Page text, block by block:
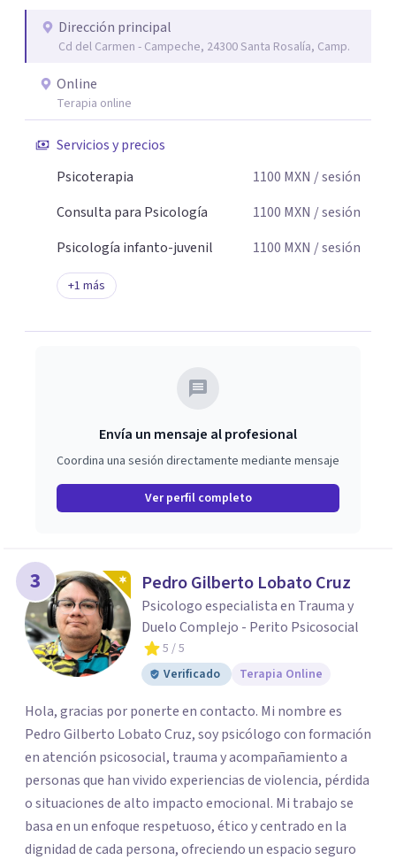
auténtica y comunicación clara y directa para darte
seguridad emocional y una dirección firme de tu proceso
de cambio.
Dirección principal
Cd del Carmen - Campeche, 24300 Santa Rosalía, Camp.
Online
Terapia online
Servicios y precios
Psicoterapia
1100 MXN / sesión
Consulta para Psicología
1100 MXN / sesión
Psicología infanto-juvenil
1100 MXN / sesión
+1 más
Envía un mensaje al profesional
Coordina una sesión directamente mediante mensaje
Ver perfil completo
3 Pedro Gilberto Lobato Cruz
Psicologo especialista en Trauma y
Duelo Complejo - Perito Psicosocial
5 / 5
Verificado
Terapia Online
Hola, gracias por ponerte en contacto. Mi nombre es
Pedro Gilberto Lobato Cruz, soy psicólogo con formación
en atención psicosocial, trauma y acompañamiento a
personas que han vivido experiencias de violencia, pérdida
o situaciones de alto impacto emocional. Mi trabajo se
basa en un enfoque respetuoso, ético y centrado en la
dignidad de cada persona, ofreciendo un espacio seguro